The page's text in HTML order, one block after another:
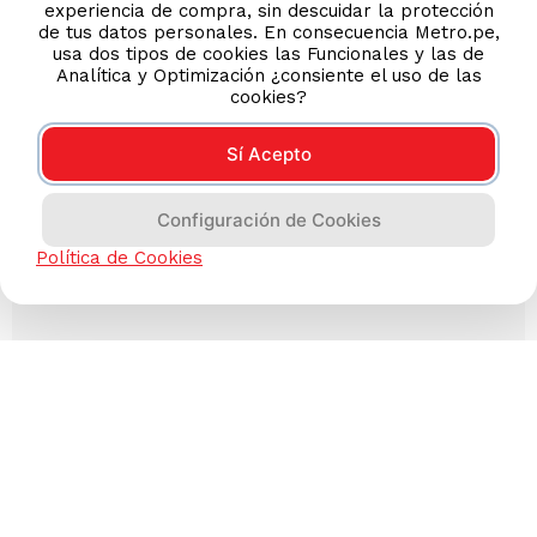
experiencia de compra, sin descuidar la protección
de tus datos personales. En consecuencia Metro.pe,
usa dos tipos de cookies las Funcionales y las de
Analítica y Optimización ¿consiente el uso de las
cookies?
Sí Acepto
Configuración de Cookies
Política de Cookies